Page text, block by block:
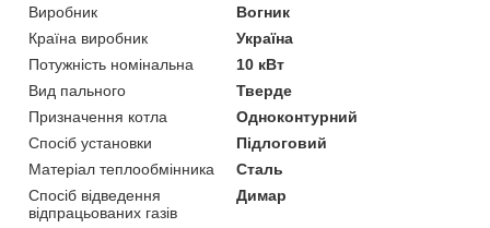
Виробник
Вогник
Країна виробник
Україна
Потужність номінальна
10 кВт
Вид пального
Тверде
Призначення котла
Одноконтурний
Спосіб установки
Підлоговий
Матеріал теплообмінника
Сталь
Спосіб відведення
відпрацьованих газів
Димар